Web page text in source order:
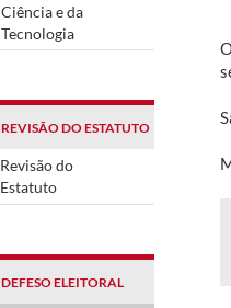
Ciência e da
Tecnologia
REVISÃO DO ESTATUTO
Revisão do
Estatuto
DEFESO ELEITORAL